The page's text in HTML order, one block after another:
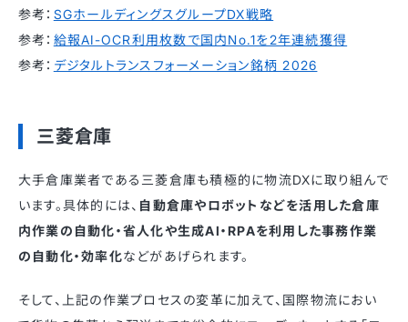
参考： SGホールディングスグループDX戦略
参考： 給報AI-OCR利用枚数で国内No.1を2年連続獲得
参考： デジタルトランスフォーメーション銘柄 2026
三菱倉庫
大手倉庫業者である三菱倉庫も積極的に物流DXに取り組んで
います。具体的には、 自動倉庫やロボットなどを活用した倉庫
内作業の自動化・省人化や生成AI・RPAを利用した事務作業
の自動化・効率化などがあげられます。
そして、上記の作業プロセスの変革に加えて、国際物流におい